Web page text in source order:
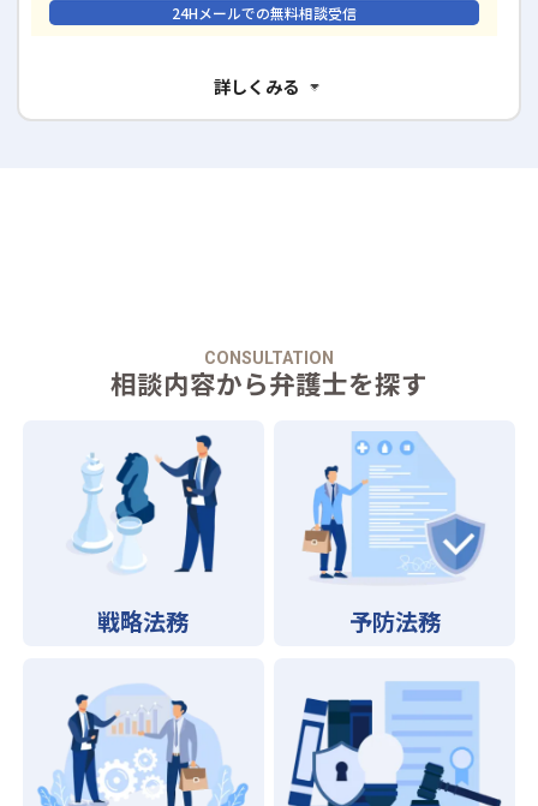
24Hメールでの無料相談受信
詳しくみる
CONSULTATION
相談内容から弁護士を探す
戦略法務 予防法務